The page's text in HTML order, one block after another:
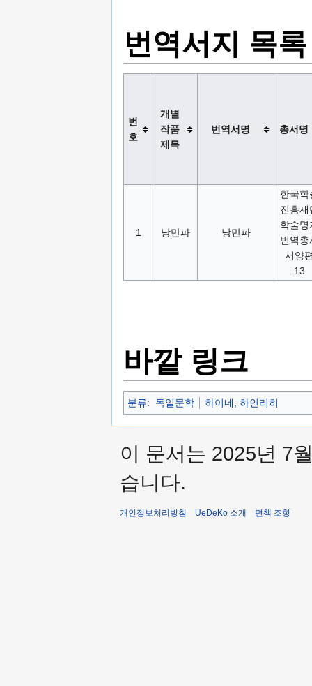
번역서지 목록
번
호
개별
작품
제목
번역서명 총서명
1 낭만파 낭만파
한국학
진흥재
학술명
번역총
서양
13
바깥 링크
분류: 독일문학 하이네, 하인리히
이 문서는 2025년 7
습니다.
개인정보처리방침 UeDeKo 소개 면책 조항